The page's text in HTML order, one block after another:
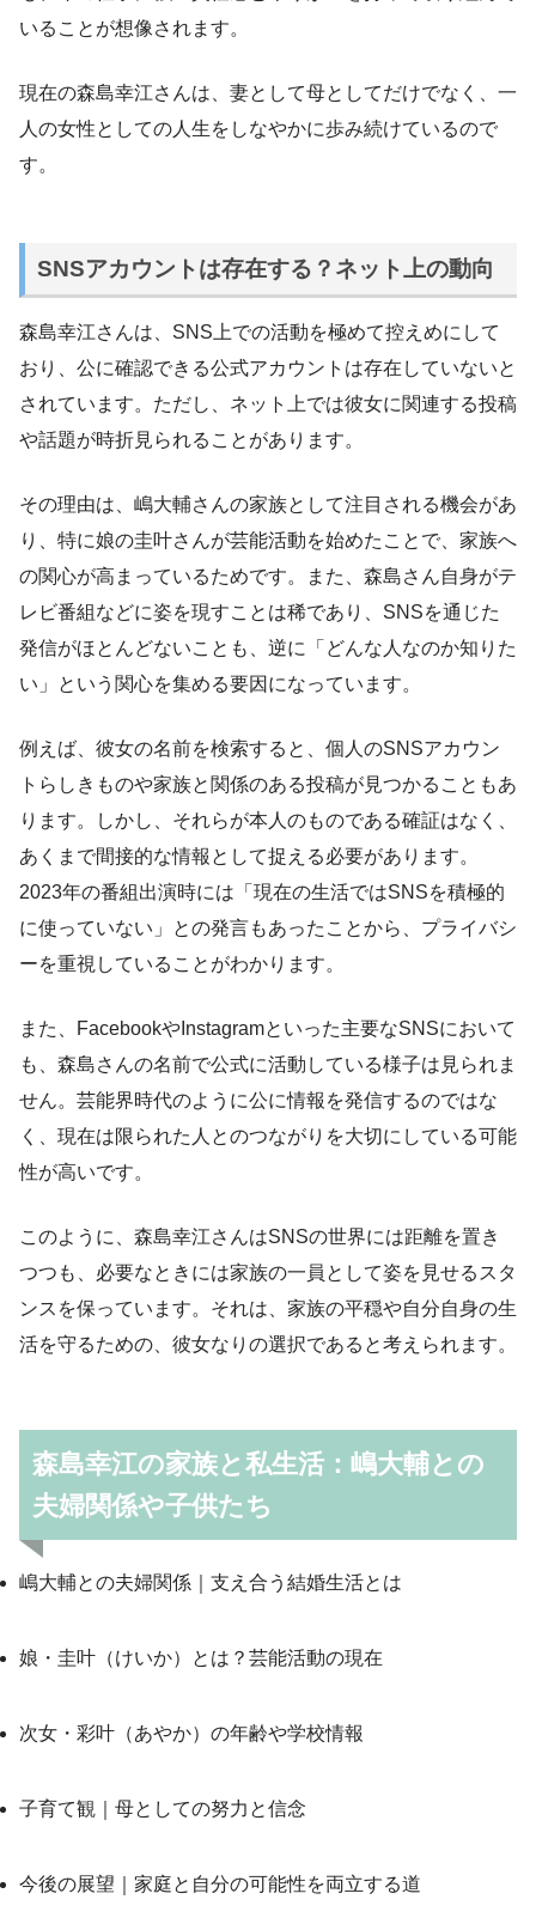
いることが想像されます。
現在の森島幸江さんは、妻として母としてだけでなく、一
人の女性としての人生をしなやかに歩み続けているので
す。
SNSアカウントは存在する？ネット上の動向
森島幸江さんは、SNS上での活動を極めて控えめにして
おり、公に確認できる公式アカウントは存在していないと
されています。ただし、ネット上では彼女に関連する投稿
や話題が時折見られることがあります。
その理由は、嶋大輔さんの家族として注目される機会があ
り、特に娘の圭叶さんが芸能活動を始めたことで、家族へ
の関心が高まっているためです。また、森島さん自身がテ
レビ番組などに姿を現すことは稀であり、SNSを通じた
発信がほとんどないことも、逆に「どんな人なのか知りた
い」という関心を集める要因になっています。
例えば、彼女の名前を検索すると、個人のSNSアカウン
トらしきものや家族と関係のある投稿が見つかることもあ
ります。しかし、それらが本人のものである確証はなく、
あくまで間接的な情報として捉える必要があります。
2023年の番組出演時には「現在の生活ではSNSを積極的
に使っていない」との発言もあったことから、プライバシ
ーを重視していることがわかります。
また、FacebookやInstagramといった主要なSNSにおいて
も、森島さんの名前で公式に活動している様子は見られま
せん。芸能界時代のように公に情報を発信するのではな
く、現在は限られた人とのつながりを大切にしている可能
性が高いです。
このように、森島幸江さんはSNSの世界には距離を置き
つつも、必要なときには家族の一員として姿を見せるスタ
ンスを保っています。それは、家族の平穏や自分自身の生
活を守るための、彼女なりの選択であると考えられます。
森島幸江の家族と私生活：嶋大輔との
夫婦関係や子供たち
嶋大輔との夫婦関係｜支え合う結婚生活とは
娘・圭叶（けいか）とは？芸能活動の現在
次女・彩叶（あやか）の年齢や学校情報
子育て観｜母としての努力と信念
今後の展望｜家庭と自分の可能性を両立する道